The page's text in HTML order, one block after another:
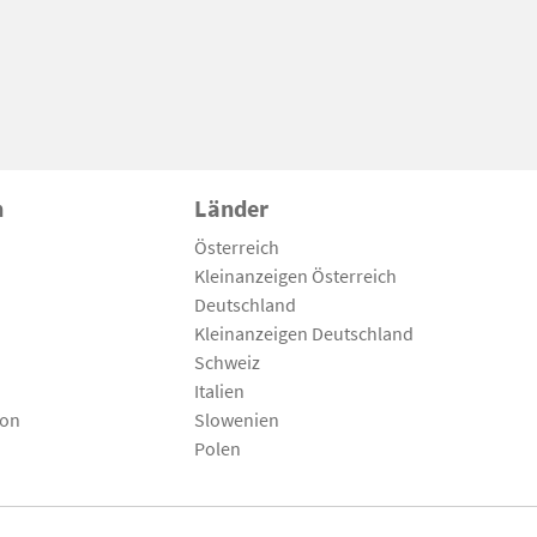
Länder
Österreich
Kleinanzeigen Österreich
Deutschland
Kleinanzeigen Deutschland
Schweiz
Italien
Slowenien
Polen